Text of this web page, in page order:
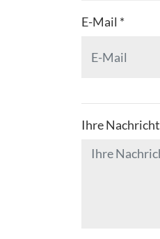
E-Mail *
Ihre Nachricht